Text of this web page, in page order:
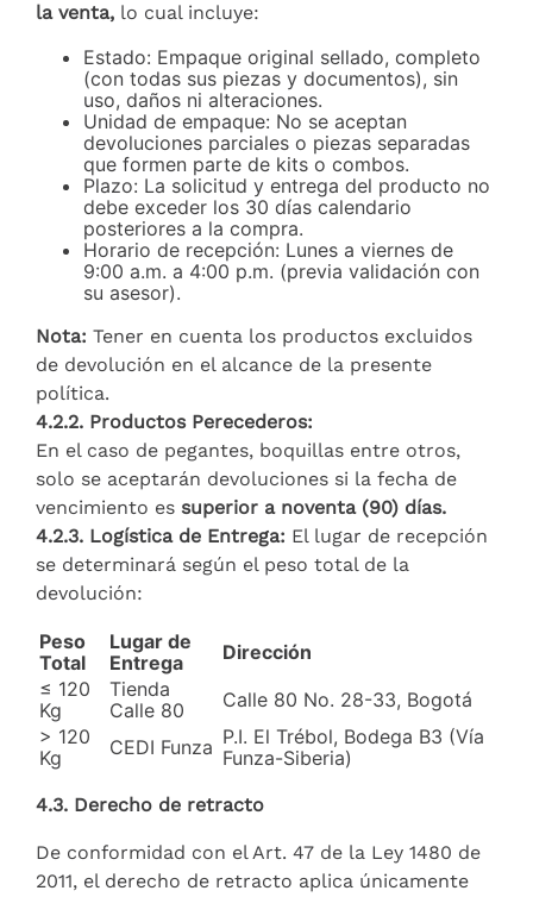
la venta, lo cual incluye:
Estado: Empaque original sellado, completo
(con todas sus piezas y documentos), sin
uso, daños ni alteraciones.
Unidad de empaque: No se aceptan
devoluciones parciales o piezas separadas
que formen parte de kits o combos.
Plazo: La solicitud y entrega del producto no
debe exceder los 30 días calendario
posteriores a la compra.
Horario de recepción: Lunes a viernes de
9:00 a.m. a 4:00 p.m. (previa validación con
su asesor).
Nota: Tener en cuenta los productos excluidos
de devolución en el alcance de la presente
política.
4.2.2. Productos Perecederos:
En el caso de pegantes, boquillas entre otros,
solo se aceptarán devoluciones si la fecha de
vencimiento es superior a noventa (90) días.
4.2.3. Logística de Entrega: El lugar de recepción
se determinará según el peso total de la
devolución:
Peso
Total
Lugar de
Entrega
Dirección
≤ 120
Kg
Tienda
Calle 80
Calle 80 No. 28-33, Bogotá
> 120
Kg
CEDI Funza P.I. El Trébol, Bodega B3 (Vía
Funza-Siberia)
4.3. Derecho de retracto
De conformidad con el Art. 47 de la Ley 1480 de
2011, el derecho de retracto aplica únicamente